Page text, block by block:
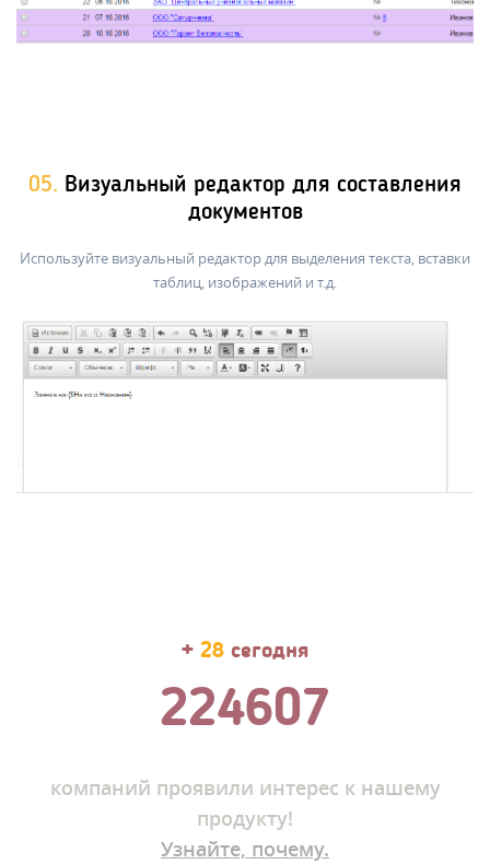
05. Визуальный редактор для составления
документов
Используйте визуальный редактор для выделения текста, вставки
таблиц, изображений и т.д.
+ 35 сегодня
224624
компаний проявили интерес к нашему
продукту!
Узнайте, почему.